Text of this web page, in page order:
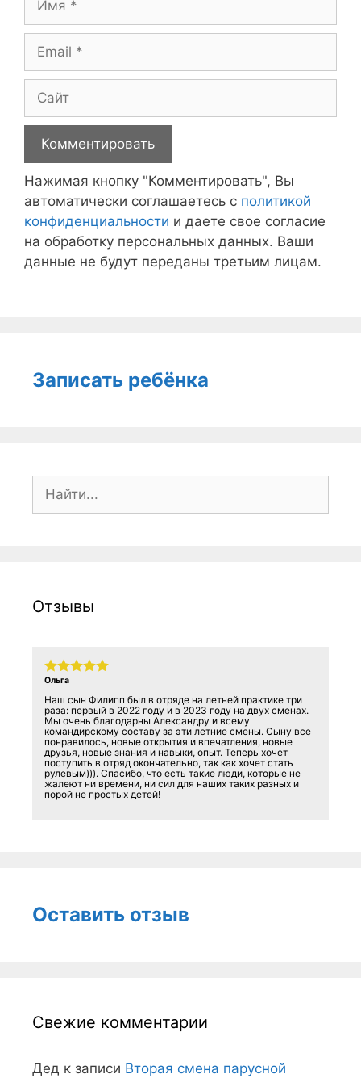
Email
Сайт
Нажимая кнопку "Комментировать", Вы
автоматически соглашаетесь с политикой
конфиденциальности и даете свое согласие
на обработку персональных данных. Ваши
данные не будут переданы третьим лицам.
Записать ребёнка
Отзывы
Ольга
Наш сын Филипп был в отряде на летней практике три
раза: первый в 2022 году и в 2023 году на двух сменах.
Мы очень благодарны Александру и всему
командирскому составу за эти летние смены. Сыну все
понравилось, новые открытия и впечатления, новые
друзья, новые знания и навыки, опыт. Теперь хочет
поступить в отряд окончательно, так как хочет стать
рулевым))). Спасибо, что есть такие люди, которые не
жалеют ни времени, ни сил для наших таких разных и
порой не простых детей!
Оставить отзыв
Свежие комментарии
Дед к записи Вторая смена парусной